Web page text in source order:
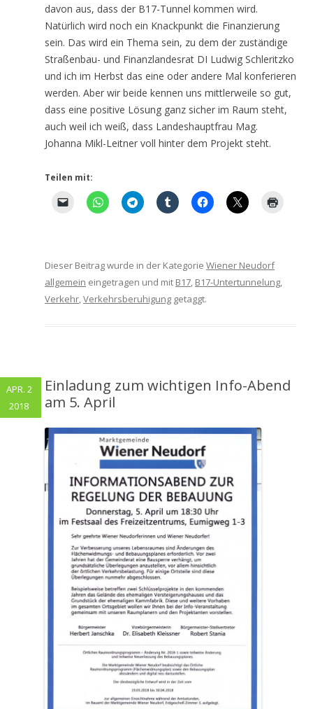
davon aus, dass der B17-Tunnel kommen wird.
Natürlich wird noch ein Knackpunkt die Finanzierung
sein. Das wird ein Thema sein, zu dem der zuständige
Straßenbau- und Finanzlandesrat DI Ludwig Schleritzko
und ich im Herbst das eine oder andere Mal konferieren
werden. Aber wir beide kennen uns mittlerweile so gut,
dass eine positive Lösung ganz sicher im Raum steht,
auch weil ich weiß, dass Landeshauptfrau Mag.
Johanna Mikl-Leitner voll hinter dem Projekt steht.
Teilen mit:
Dieser Beitrag wurde in der Kategorie Wiener Neudorf
allgemein eingetragen und mit B17, B17-Untertunnelung,
Verkehr,Verkehrsberuhigung getaggt.
Einladung zum wichtigen Info-Abend
am 5. April
APR. 2
2018